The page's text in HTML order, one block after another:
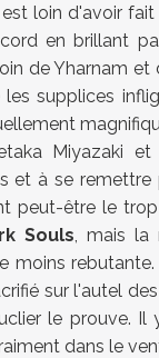
est loin d'avoir fait
en brillant
de Yharnam
les supplices
Miyazaki
et à se
peut-être le
Souls , mais
moins
sur l'autel des
le prouve.
dans le